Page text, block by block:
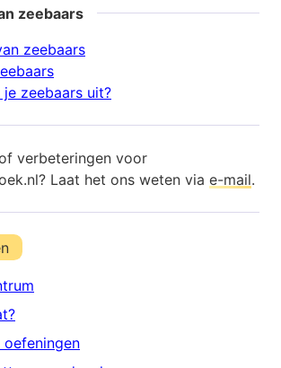
zeebaars
zeebaars
zeebaars uit?
verbeteringen voor
Laat het ons weten via e-mail.